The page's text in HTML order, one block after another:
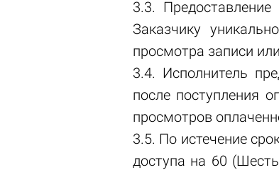
3.3.
Заказчику
просмотра записи
3.4. Исполнитель
после поступления
просмотров
3.5. По истечение
доступа на 60